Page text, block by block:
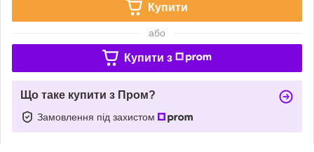
Купити
або
Купити з
Що таке купити з Пром?
Замовлення під захистом